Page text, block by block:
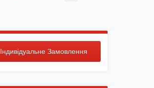
Індивідуальне Замовлення